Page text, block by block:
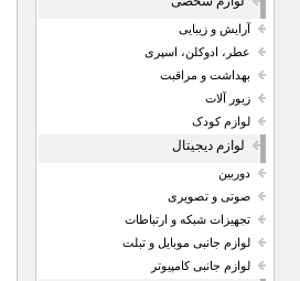
آرایش و زیبایی
عطر، ادوکلن، اسپری
بهداشت و مراقبت
زیور آلات
لوازم کودک
لوازم دیجیتال
دوربین
صوتی و تصویری
تجهیزات شبکه و ارتباطات
لوازم جانبی موبایل و تبلت
لوازم جانبی کامپیوتر